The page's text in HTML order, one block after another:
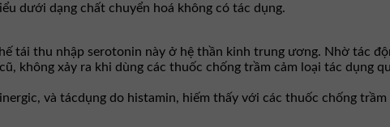
dưới dạng chất chuyển hoá không có tác dụng.
tái thu nhập serotonin này ở hệ thần kinh trung ương. Nhờ tác
không xảy ra khi dùng các thuốc chống trầm cảm loại tác dụng
và tácdụng do histamin, hiếm thấy với các thuốc chống